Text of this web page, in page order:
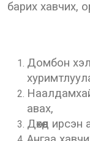
барих хавчих,
Домбон
авах,
Дөхөөд